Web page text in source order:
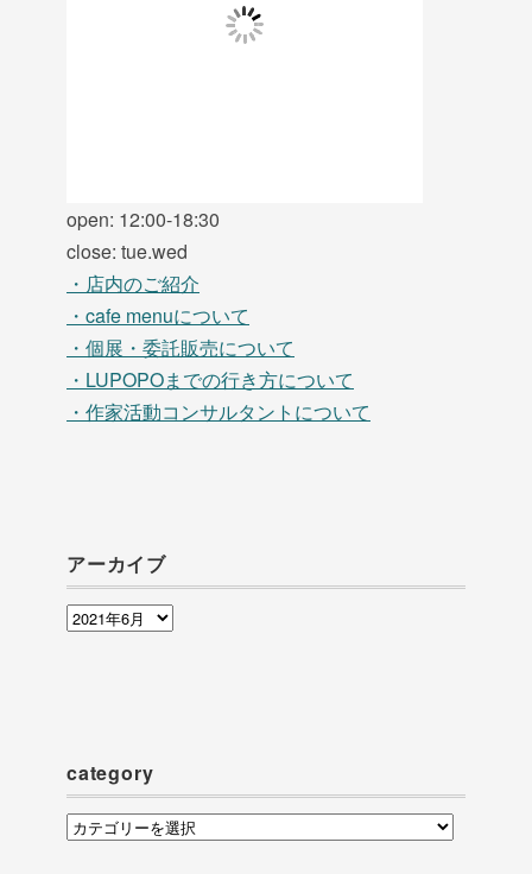
open: 12:00-18:30
close: tue.wed
・店内のご紹介
・cafe menuについて
・個展・委託販売について
・LUPOPOまでの行き方について
・作家活動コンサルタントについて
アーカイブ
ア
category
category